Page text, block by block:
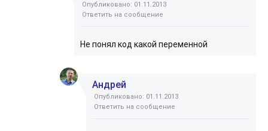
Опубликовано: 01.11.2013
Ответить на сообщение
Не понял код какой переменной
Андрей
Опубликовано: 01.11.2013
Ответить на сообщение